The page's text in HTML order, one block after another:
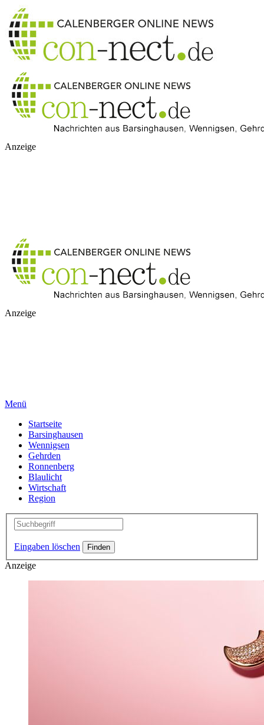
Anzeige
Anzeige
Menü
Startseite
Barsinghausen
Wennigsen
Gehrden
Ronnenberg
Blaulicht
Wirtschaft
Region
Eingaben löschen
Anzeige